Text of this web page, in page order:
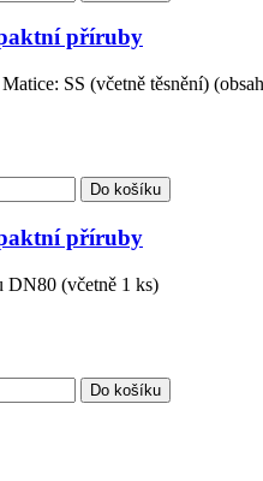
příruby
SS (včetně těsnění)
Do košíku
příruby
DN80 (včetně 1 ks)
Do košíku